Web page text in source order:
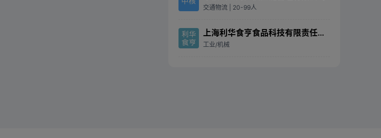
交通物流 | 20-99人
上海利华食亨食品科技有限责任公司
工业/机械